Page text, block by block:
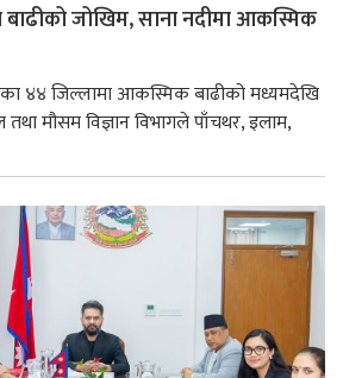
जोखिम, साना नदीमा आकस्मिक
४४ जिल्लामा आकस्मिक बाढीको मध्यमदेखि
मौसम विज्ञान विभागले पाँचथर, इलाम,